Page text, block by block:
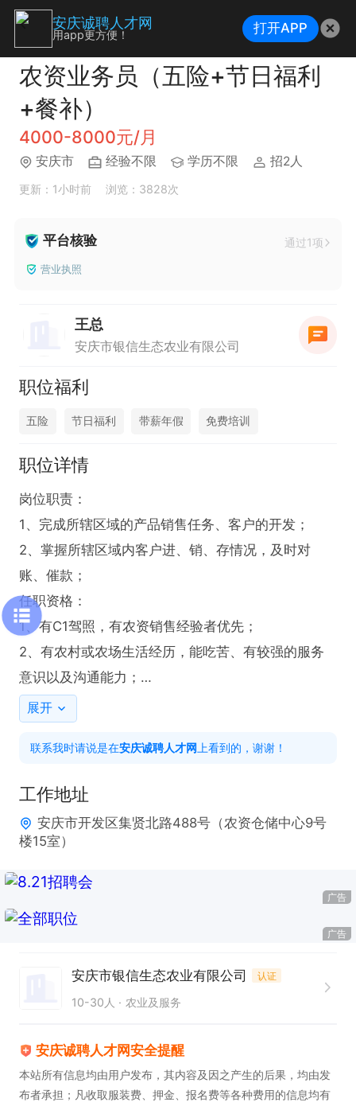
农资业务员（五险+节日福利
+餐补）
4000-8000元/月
安庆市 经验不限 学历不限 招2人
更新：1小时前 浏览：3828次
平台核验 通过1项
营业执照
王总
安庆市银信生态农业有限公司
职位福利
五险 节日福利 带薪年假 免费培训
职位详情
岗位职责：
1、完成所辖区域的产品销售任务、客户的开发；
2、掌握所辖区域内客户进、销、存情况，及时对
账、催款；
任职资格：
1、有C1驾照，有农资销售经验者优先；
2、有农村或农场生活经历，能吃苦、有较强的服务
意识以及沟通能力；
3、为人踏实、吃苦耐劳，勤快、有较强的工作责任
待遇：
2、平时提供中餐、高温补贴、节日补贴、出差餐补
有意向请点击→申请职位→电话图标
展开
联系我时请说是在安庆诚聘人才网 上看到的，谢谢！
工作地址
安庆市开发区集贤北路488号（农资仓储中心9号
楼15室）
广告
广告
安庆市银信生态农业有限公司 认证
10-30人 农业及服务
安庆诚聘人才网安全提醒
本站所有信息均由用户发布，其内容及因之产生的后果，均由发
布者承担；凡收取服装费、押金、报名费等各种费用的信息均有
安庆诚聘人才网
用app更方便！ 打开APP